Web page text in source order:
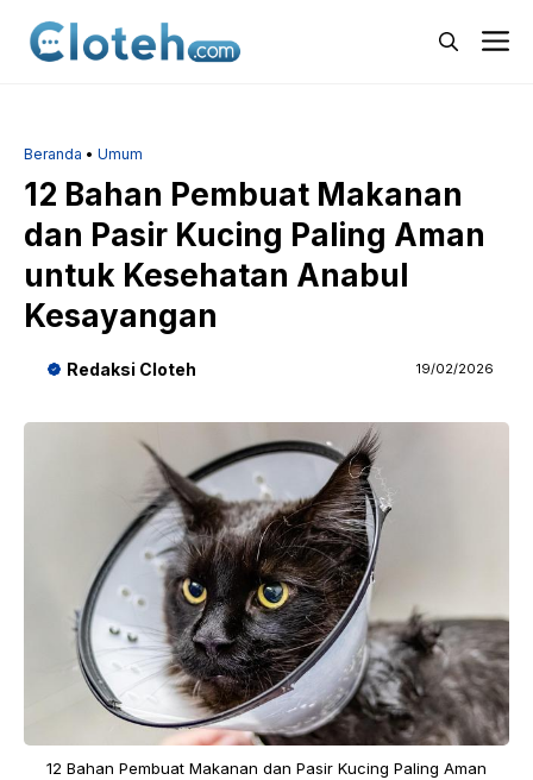
Beranda • Umum
12 Bahan Pembuat Makanan
dan Pasir Kucing Paling Aman
untuk Kesehatan Anabul
Kesayangan
Redaksi Cloteh 19/02/2026
12 Bahan Pembuat Makanan dan Pasir Kucing Paling Aman